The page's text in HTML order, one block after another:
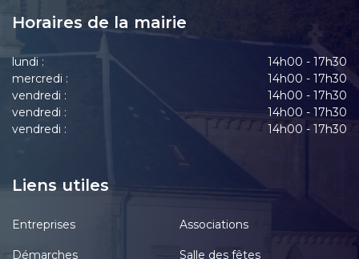
Horaires de la mairie
lundi :
14h00 - 17h30
mercredi :
14h00 - 17h30
vendredi :
14h00 - 17h30
vendredi :
14h00 - 17h30
vendredi :
14h00 - 17h30
Liens utiles
Entreprises Associations
Démarches Salle des fêtes